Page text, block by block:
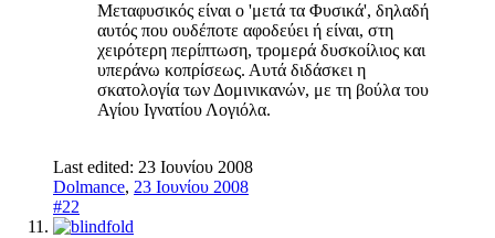
Μεταφυσικός είναι ο 'μετά τα Φυσικά', δηλαδή
αυτός που ουδέποτε αφοδεύει ή είναι, στη
χειρότερη περίπτωση, τρομερά δυσκοίλιος και
υπεράνω κοπρίσεως. Αυτά διδάσκει η
σκατολογία των Δομινικανών, με τη βούλα του
Αγίου Ιγνατίου Λογιόλα.
Last edited: 23 Ιουνίου 2008
Dolmance, 23 Ιουνίου 2008
#22